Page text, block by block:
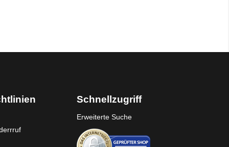
Schnellzugriff
Erweiterte Suche